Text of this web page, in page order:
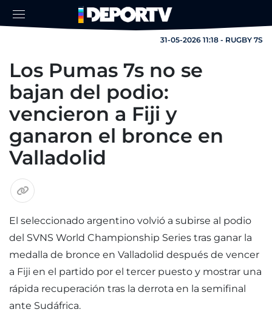
31-05-2026 11:18 - RUGBY 7S
Los Pumas 7s no se
bajan del podio:
vencieron a Fiji y
ganaron el bronce en
Valladolid
El seleccionado argentino volvió a subirse al podio
del SVNS World Championship Series tras ganar la
medalla de bronce en Valladolid después de vencer
a Fiji en el partido por el tercer puesto y mostrar una
rápida recuperación tras la derrota en la semifinal
ante Sudáfrica.